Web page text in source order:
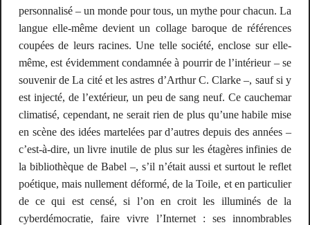
personnalisé – un monde pour tous, un mythe pour chacun. La
langue elle-même devient un collage baroque de références
coupées de leurs racines. Une telle société, enclose sur elle-
même, est évidemment condamnée à pourrir de l’intérieur – se
souvenir deLa cité et les astres d’Arthur C. Clarke –, sauf si y
est injecté, de l’extérieur, un peu de sang neuf. Ce cauchemar
climatisé, cependant, ne serait rien de plus qu’une habile mise
en scène des idées martelées par d’autres depuis des années –
c’est-à-dire, un livre inutile de plus sur les étagères infinies de
la bibliothèque de Babel –, s’il n’était aussi et surtout le reflet
poétique, mais nullement déformé, de la Toile, et en particulier
de ce qui est censé, si l’on en croit les illuminés de la
cyberdémocratie, faire vivre l’Internet : ses innombrables